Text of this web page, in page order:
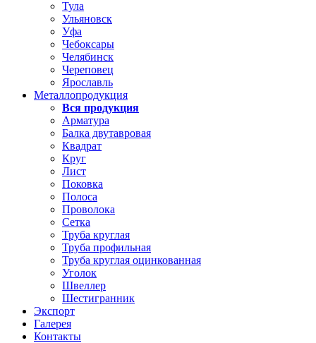
Тула
Ульяновск
Уфа
Чебоксары
Челябинск
Череповец
Ярославль
Металлопродукция
Вся продукция
Арматура
Балка двутавровая
Квадрат
Круг
Лист
Поковка
Полоса
Проволока
Сетка
Труба круглая
Труба профильная
Труба круглая оцинкованная
Уголок
Швеллер
Шестигранник
Экспорт
Галерея
Контакты